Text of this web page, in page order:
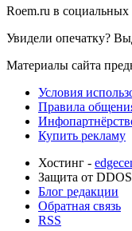
Roem.ru в социальных
Увидели опечатку?
Материалы сайта
Условия
Правила
Купить рекламу
Хостинг -
Защита от
Блог редакции
Обратная связь
RSS